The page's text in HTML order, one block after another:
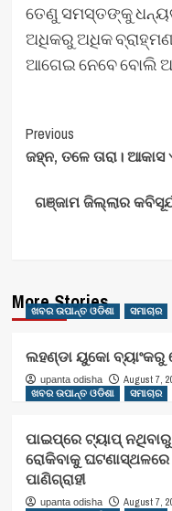
ତେଣୁ ସମସ୍ତଙ୍କୁ
ଅଧିକରୁ ଅଧିକ
ଆଗେଇ ନେବେ ବୋଲି
Post
Navigation
Previous
ଜହ୍ନ, ତଳେ ତାରା।
ଗଞ୍ଜାମ ଜିଲ୍ଲାର
More Stories
ଖବର ଉପାନ୍ତ ଓଡିଶା ସମାଚାର
ଲହଣ୍ଡା ୟୁକୋ
upanta odisha
August 7,
ଖବର ଉପାନ୍ତ ଓଡିଶା
ସମାଚାର
ପାଇପ୍‌ରେ ଟ୍ୟାପ୍‌
ରୋକିବାକୁ
ପାଣିଗ୍ରାହୀ
upanta odisha
August 7,